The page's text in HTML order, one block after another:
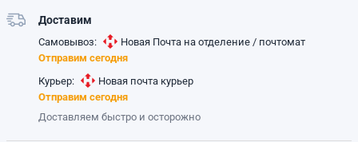
Доставим
Самовывоз:
Новая Почта на отделение / почтомат
Отправим сегодня
Курьер:
Новая почта курьер
Отправим сегодня
Доставляем быстро и осторожно